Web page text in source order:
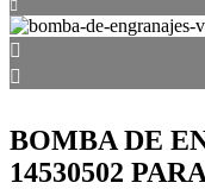
BOMBA DE
14530502